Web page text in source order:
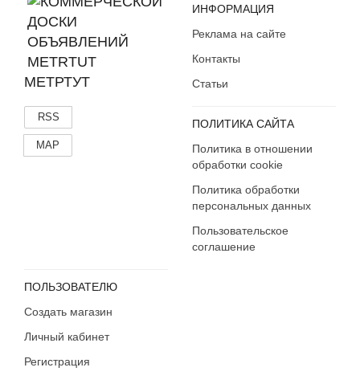
МЕТРТУТ
RSS
MAP
ИНФОРМАЦИЯ
Реклама на сайте
Контакты
Статьи
ПОЛИТИКА САЙТА
Политика в отношении
обработки cookie
Политика обработки
персональных данных
Пользовательское
соглашение
ПОЛЬЗОВАТЕЛЮ
Создать магазин
Личный кабинет
Регистрация